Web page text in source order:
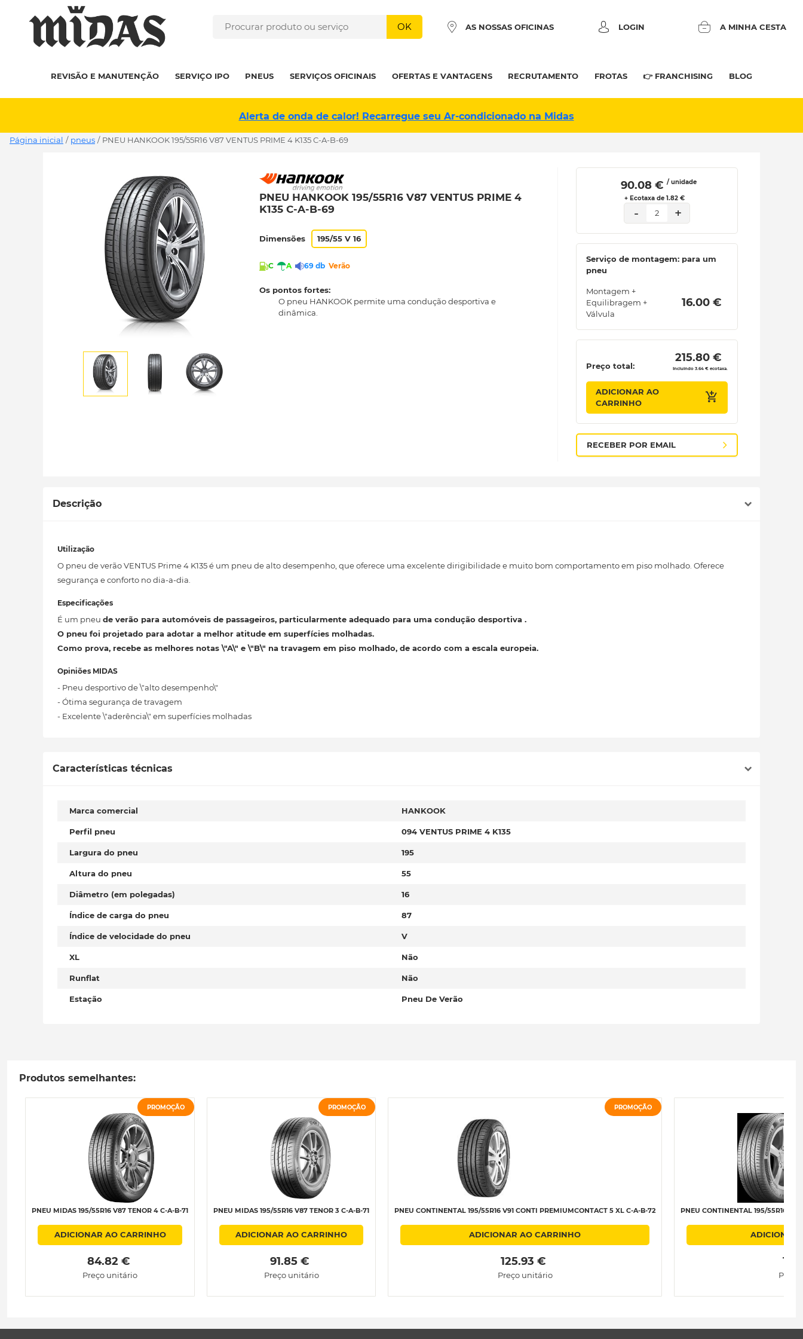
OK AS NOSSAS OFICINAS LOGIN A MINHA CESTA
REVISÃO E MANUTENÇÃO SERVIÇO IPO PNEUS SERVIÇOS OFICINAIS OFERTAS E VANTAGENS RECRUTAMENTO FROTAS 👉 FRANCHISING BLOG
Alerta de onda de calor! Recarregue seu Ar-condicionado na Midas
Página inicial / pneus / PNEU HANKOOK 195/55R16 V87 VENTUS PRIME 4 K135 C-A-B-69
PNEU HANKOOK 195/55R16 V87 VENTUS PRIME 4
K135 C-A-B-69
Dimensões 195/55 V 16
C A 69 db Verão
Os pontos fortes:
O pneu HANKOOK permite uma condução desportiva e
dinâmica.
90.08 € / unidade
+ Ecotaxa de 1.82 €
- 2 +
Serviço de montagem: para um
pneu
Montagem +
Equilibragem +
Válvula
16.00 €
Preço total:
215.80 €
Incluindo 3.64 € ecotaxa.
ADICIONAR AO
CARRINHO
RECEBER POR EMAIL
Descrição
Utilização
O pneu de verão VENTUS Prime 4 K135 é um pneu de alto desempenho, que oferece uma excelente dirigibilidade e muito bom comportamento em piso molhado. Oferece
segurança e conforto no dia-a-dia.
Especificações
É um pneu de verão para automóveis de passageiros, particularmente adequado para uma condução desportiva .
O pneu foi projetado para adotar a melhor atitude em superfícies molhadas.
Como prova, recebe as melhores notas \"A\" e \"B\" na travagem em piso molhado, de acordo com a escala europeia.
Opiniões MIDAS
- Pneu desportivo de \"alto desempenho\"
- Ótima segurança de travagem
- Excelente \"aderência\" em superfícies molhadas
Características técnicas
Marca comercial HANKOOK
Perfil pneu 094 VENTUS PRIME 4 K135
Largura do pneu 195
Altura do pneu 55
Diâmetro (em polegadas) 16
Índice de carga do pneu 87
Índice de velocidade do pneu V
XL Não
Runflat Não
Estação Pneu De Verão
Produtos semelhantes:
PROMOÇÃO
PNEU MIDAS 195/55R16 V87 TENOR 4 C-A-B-71
ADICIONAR AO CARRINHO
84.82 €
Preço unitário
PROMOÇÃO
PNEU MIDAS 195/55R16 V87 TENOR 3 C-A-B-71
ADICIONAR AO CARRINHO
91.85 €
Preço unitário
PROMOÇÃO
PNEU CONTINENTAL 195/55R16 V91 CONTI PREMIUMCONTACT 5 XL C-A-B-72
ADICIONAR AO CARRINHO
125.93 €
Preço unitário
PNEU CONTINENTAL 195/55R16
ADICIONAR